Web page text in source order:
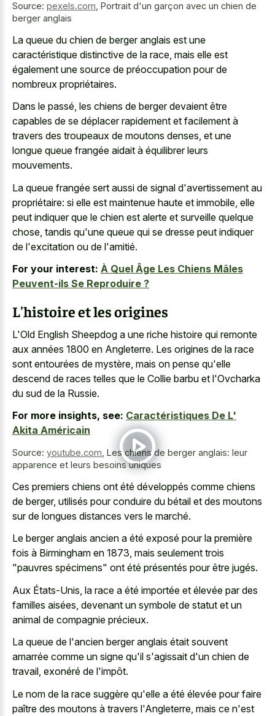
Source: pexels.com Portrait d'un garçon avec un chien de
berger anglais
La queue du chien de berger anglais est une
caractéristique distinctive de la race, mais elle est
également une source de préoccupation pour de
nombreux propriétaires.
Dans le passé, les chiens de berger devaient être
capables de se déplacer rapidement et facilement à
travers des troupeaux de moutons denses, et une
longue queue frangée aidait à équilibrer leurs
mouvements.
La queue frangée sert aussi de signal d'avertissement au
propriétaire: si elle est maintenue haute et immobile, elle
peut indiquer que le chien est alerte et surveille quelque
chose, tandis qu'une queue qui se dresse peut indiquer
de l'excitation ou de l'amitié.
For your interest: À Quel Âge Les Chiens Mâles
Peuvent-ils Se Reproduire ?
L'histoire et les origines
L'Old English Sheepdog a une riche histoire qui remonte
aux années 1800 en Angleterre. Les origines de la race
sont entourées de mystère, mais on pense qu'elle
descend de races telles que le Collie barbu et l'Ovcharka
du sud de la Russie.
For more insights, see: Caractéristiques De L'
Akita Américain
Source: youtube.com Les chiens de berger anglais: leur
apparence et leurs besoins uniques
Ces premiers chiens ont été développés comme chiens
de berger, utilisés pour conduire du bétail et des moutons
sur de longues distances vers le marché.
Le berger anglais ancien a été exposé pour la première
fois à Birmingham en 1873, mais seulement trois
"pauvres spécimens" ont été présentés pour être jugés.
Aux États-Unis, la race a été importée et élevée par des
familles aisées, devenant un symbole de statut et un
animal de compagnie précieux.
La queue de l'ancien berger anglais était souvent
amarrée comme un signe qu'il s'agissait d'un chien de
travail, exonéré de l'impôt.
Le nom de la race suggère qu'elle a été élevée pour faire
paître des moutons à travers l'Angleterre, mais ce n'est